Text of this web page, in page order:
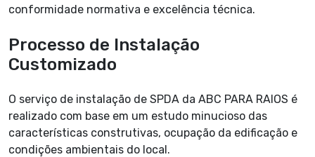
conformidade normativa e excelência técnica.
Processo de Instalação
Customizado
O serviço de instalação de SPDA da ABC PARA RAIOS é
realizado com base em um estudo minucioso das
características construtivas, ocupação da edificação e
condições ambientais do local.